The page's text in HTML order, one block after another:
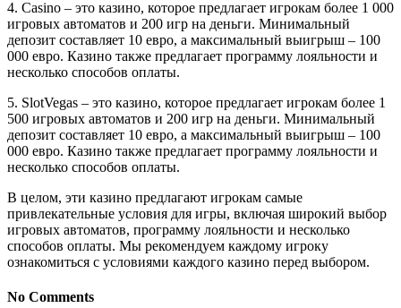
4. Casino – это казино, которое предлагает игрокам более 1 000
игровых автоматов и 200 игр на деньги. Минимальный
депозит составляет 10 евро, а максимальный выигрыш – 100
000 евро. Казино также предлагает программу лояльности и
несколько способов оплаты.
5. SlotVegas – это казино, которое предлагает игрокам более 1
500 игровых автоматов и 200 игр на деньги. Минимальный
депозит составляет 10 евро, а максимальный выигрыш – 100
000 евро. Казино также предлагает программу лояльности и
несколько способов оплаты.
В целом, эти казино предлагают игрокам самые
привлекательные условия для игры, включая широкий выбор
игровых автоматов, программу лояльности и несколько
способов оплаты. Мы рекомендуем каждому игроку
ознакомиться с условиями каждого казино перед выбором.
No Comments